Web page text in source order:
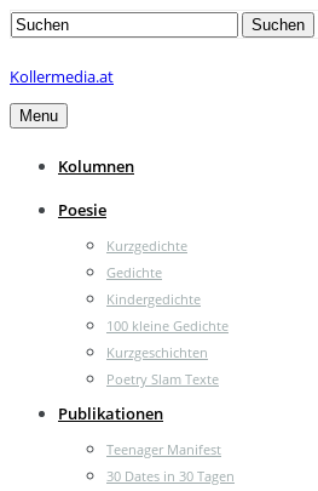
Search
Suchen
Kollermedia.at
Menu
Kolumnen
Poesie
Kurzgedichte
Gedichte
Kindergedichte
100 kleine Gedichte
Kurzgeschichten
Poetry Slam Texte
Publikationen
Teenager Manifest
30 Dates in 30 Tagen